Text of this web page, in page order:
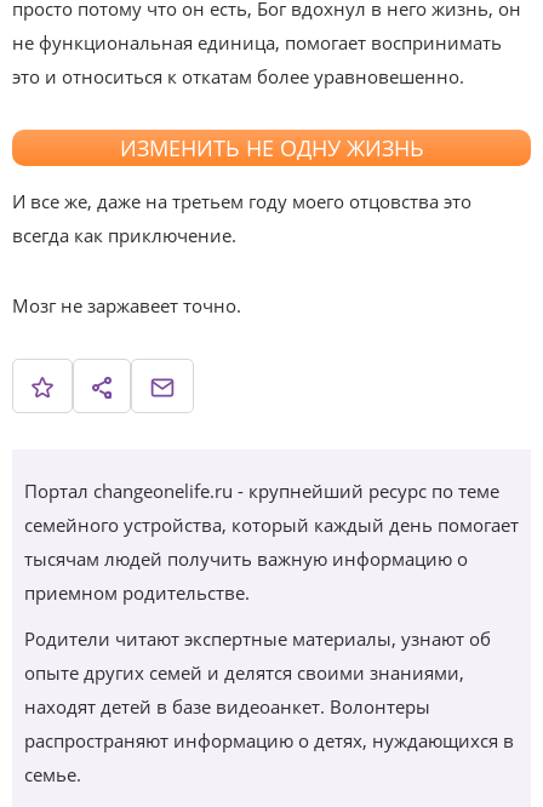
просто потому что он есть, Бог вдохнул в него жизнь, он
не функциональная единица, помогает воспринимать
это и относиться к откатам более уравновешенно.
ИЗМЕНИТЬ НЕ ОДНУ ЖИЗНЬ
И все же, даже на третьем году моего отцовства это
всегда как приключение.
Мозг не заржавеет точно.
Портал changeonelife.ru - крупнейший ресурс по теме
семейного устройства, который каждый день помогает
тысячам людей получить важную информацию о
приемном родительстве.
Родители читают экспертные материалы, узнают об
опыте других семей и делятся своими знаниями,
находят детей в базе видеоанкет. Волонтеры
распространяют информацию о детях, нуждающихся в
семье.